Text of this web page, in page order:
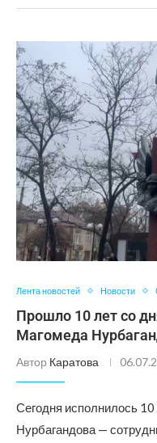
Лента новостей Новости
Прошло 10 лет со
Магомеда
Автор Каратова
Сегодня исполнилось
Нурбагандова —